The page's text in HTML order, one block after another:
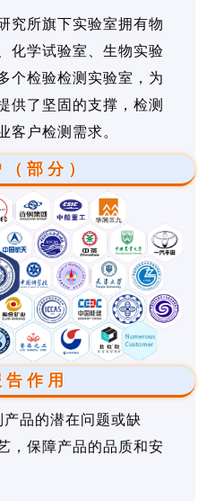
究所旗下实验室拥有物
化学试验室、生物实验
个检验检测实验室，为
供了坚固的支撑，检测
客户检测需求。
部分）
作用
品的潜在问题或缺
，保障产品的品质和安